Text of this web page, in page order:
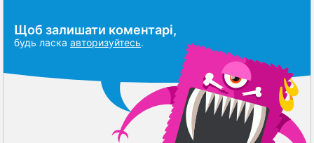
Щоб залишати коментарі,
будь ласка авторизуйтесь.